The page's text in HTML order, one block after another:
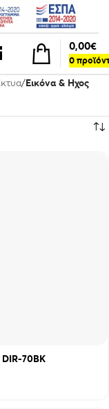
0
0,00€
Εικόνα & Ηχος
70BK